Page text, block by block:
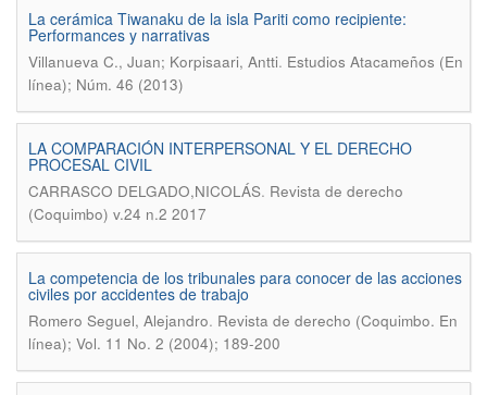
La cerámica Tiwanaku de la isla Pariti como recipiente:
Performances y narrativas
Villanueva C., Juan; Korpisaari, Antti. Estudios Atacameños (En
línea); Núm. 46 (2013)
LA COMPARACIÓN INTERPERSONAL Y EL DERECHO
PROCESAL CIVIL
CARRASCO DELGADO,NICOLÁS. Revista de derecho
(Coquimbo) v.24 n.2 2017
La competencia de los tribunales para conocer de las acciones
civiles por accidentes de trabajo
Romero Seguel, Alejandro. Revista de derecho (Coquimbo. En
línea); Vol. 11 No. 2 (2004); 189-200